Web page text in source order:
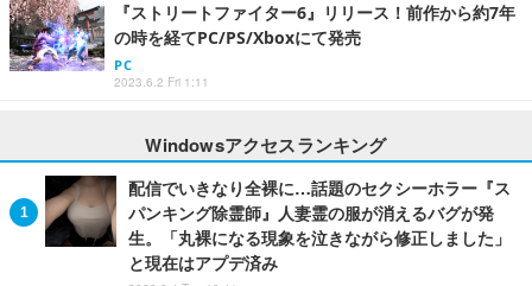
『ストリートファイター6』リリース！前作から約7年
の時を経てPC/PS/Xboxにて発売
PC
2023.6.2 Fri 1:11
Windowsアクセスランキング
配信でいきなり全裸に…話題のセクシーホラー『ス
パンキング除霊師』人妻霊の服が消えるバグが発
生。「丸裸になる現象を泣きながら修正しました」
と現在はアプデ済み